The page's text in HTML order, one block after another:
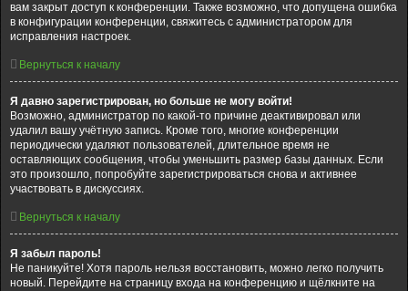
вам закрыт доступ к конференции. Также возможно, что допущена ошибка
в конфигурации конференции, свяжитесь с администратором для
исправления настроек.
Вернуться к началу
Я давно зарегистрирован, но больше не могу войти!
Возможно, администратор по какой-то причине деактивировал или
удалил вашу учётную запись. Кроме того, многие конференции
периодически удаляют пользователей, длительное время не
оставляющих сообщения, чтобы уменьшить размер базы данных. Если
это произошло, попробуйте зарегистрироваться снова и активнее
участвовать в дискуссиях.
Вернуться к началу
Я забыл пароль!
Не паникуйте! Хотя пароль нельзя восстановить, можно легко получить
новый. Перейдите на страницу входа на конференцию и щёлкните на